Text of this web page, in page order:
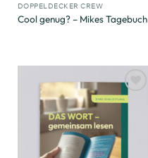
DOPPELDECKER CREW
Cool genug? – Mikes Tagebuch
Zum